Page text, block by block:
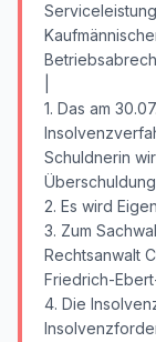
1. Das am
Schuldnerin
Überschuldung
2. Es wird
3. Zum
Rechtsanwalt
Friedrich-
4. Die